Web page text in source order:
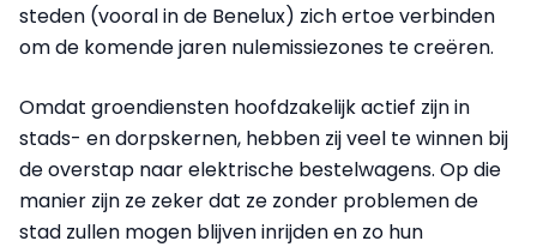
steden (vooral in de Benelux) zich ertoe verbinden
om de komende jaren nulemissiezones te creëren.
Omdat groendiensten hoofdzakelijk actief zijn in
stads- en dorpskernen, hebben zij veel te winnen bij
de overstap naar elektrische bestelwagens. Op die
manier zijn ze zeker dat ze zonder problemen de
stad zullen mogen blijven inrijden en zo hun